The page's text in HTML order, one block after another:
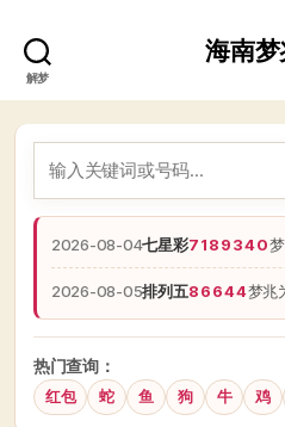
解梦
海南梦
2026-08-04七星彩7189340
2026-08-05排列五86644梦兆
热门查询：
红包 蛇 鱼 狗 牛 鸡